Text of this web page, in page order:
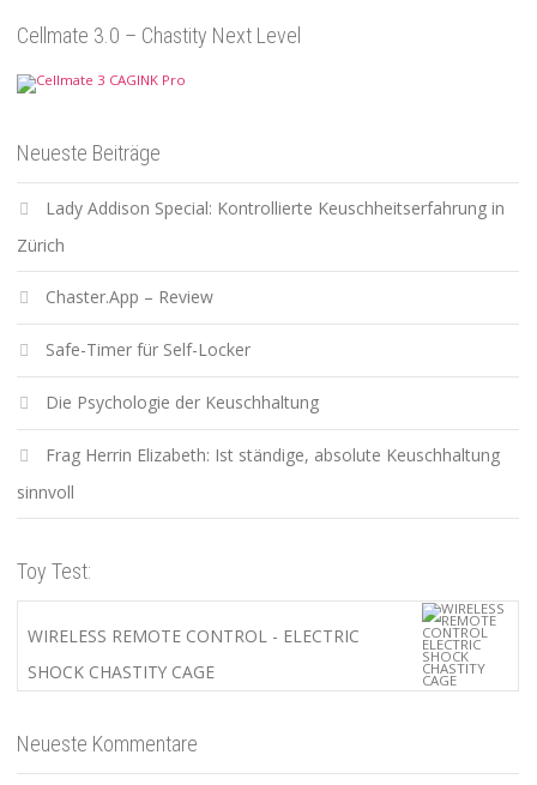
Cellmate 3.0 – Chastity Next Level
Neueste Beiträge
Lady Addison Special: Kontrollierte Keuschheitserfahrung in
Zürich
Chaster.App – Review
Safe-Timer für Self-Locker
Die Psychologie der Keuschhaltung
Frag Herrin Elizabeth: Ist ständige, absolute Keuschhaltung
sinnvoll
Toy Test:
WIRELESS REMOTE CONTROL - ELECTRIC
SHOCK CHASTITY CAGE
Neueste Kommentare